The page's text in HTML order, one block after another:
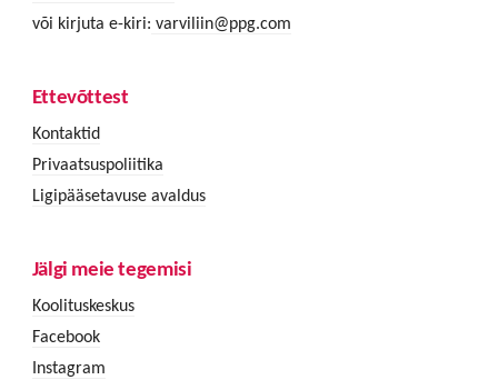
või kirjuta e-kiri: varviliin@ppg.com
Ettevõttest
Kontaktid
Privaatsuspoliitika
Ligipääsetavuse avaldus
Jälgi meie tegemisi
Koolituskeskus
Facebook
Instagram